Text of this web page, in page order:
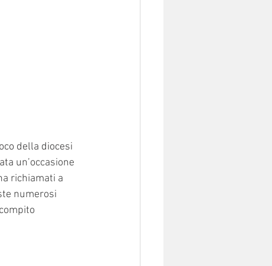
della diocesi
un’occasione
richiamati a
numerosi